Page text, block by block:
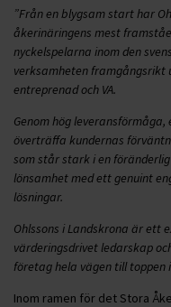
”Från en blygsam start har
åkerinäringens mest
nyckelspelarna inom den
verksamheten framgångsrikt
entreprenad och VA.
Genom hög
överträffa kundernas
som står stark i en
lönsamhet med ett genuint
lösningar.
Ohlssons i Landskrona är ett
värderingsdrivet ledarskap
företag hela vägen till toppen
Inom ramen för det Stora